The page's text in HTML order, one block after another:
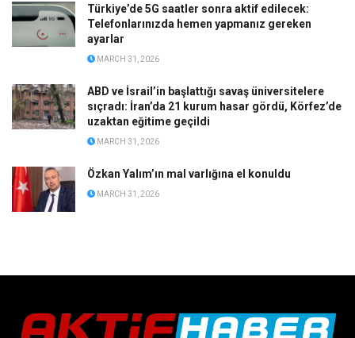
Türkiye’de 5G saatler sonra aktif edilecek:
Telefonlarınızda hemen yapmanız gereken
ayarlar
MARCH 31, 2026
ABD ve İsrail’in başlattığı savaş üniversitelere
sıçradı: İran’da 21 kurum hasar gördü, Körfez’de
uzaktan eğitime geçildi
MARCH 31, 2026
Özkan Yalım’ın mal varlığına el konuldu
MARCH 31, 2026